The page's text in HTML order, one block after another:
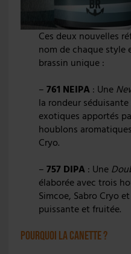
Ces deux nouvelles
nom de chaque style
brassin unique :
–761 NEIPA : Une
la rondeur
exotiques apportés
houblons
Cryo.
–757 DIPA : Une
élaborée avec trois
Simcoe, Sabro Cryo
puissante et fruitée.
Pourquoi la canette ?